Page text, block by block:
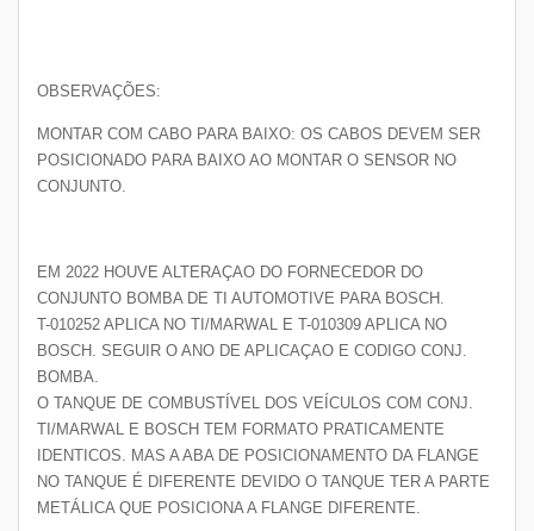
OBSERVAÇÕES:
MONTAR COM CABO PARA BAIXO: OS CABOS DEVEM SER
POSICIONADO PARA BAIXO AO MONTAR O SENSOR NO
CONJUNTO.
EM 2022 HOUVE ALTERAÇAO DO FORNECEDOR DO
CONJUNTO BOMBA DE TI AUTOMOTIVE PARA BOSCH.
T-010252 APLICA NO TI/MARWAL E T-010309 APLICA NO
BOSCH. SEGUIR O ANO DE APLICAÇAO E CODIGO CONJ.
BOMBA.
O TANQUE DE COMBUSTÍVEL DOS VEÍCULOS COM CONJ.
TI/MARWAL E BOSCH TEM FORMATO PRATICAMENTE
IDENTICOS. MAS A ABA DE POSICIONAMENTO DA FLANGE
NO TANQUE É DIFERENTE DEVIDO O TANQUE TER A PARTE
METÁLICA QUE POSICIONA A FLANGE DIFERENTE.